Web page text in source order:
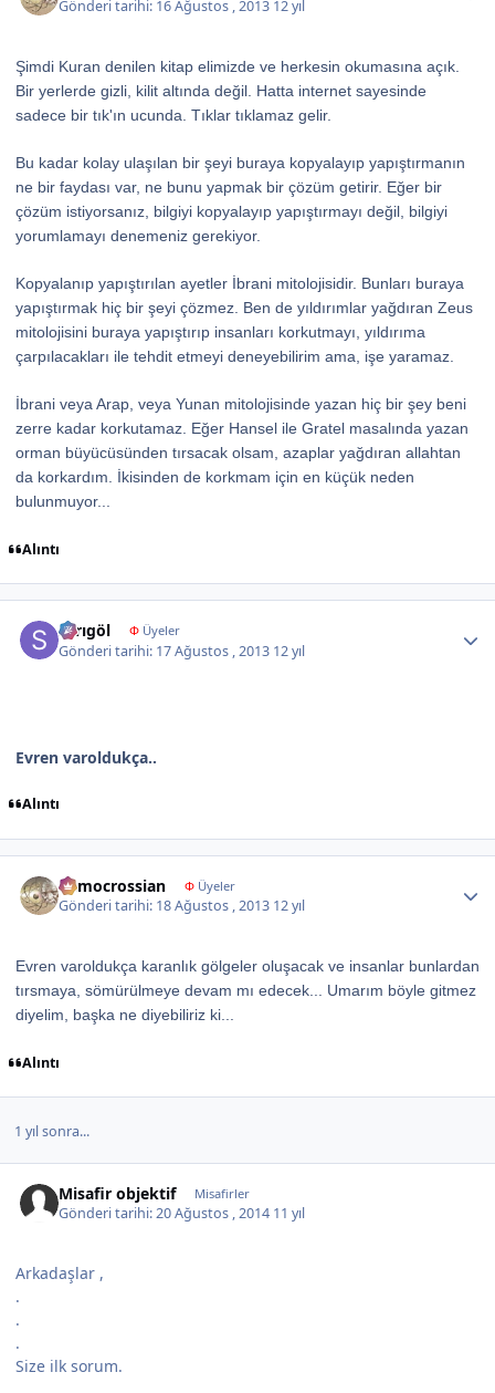
Gönderi tarihi: 16 Ağustos , 2013 12 yıl
Şimdi Kuran denilen kitap elimizde ve herkesin okumasına açık.
Bir yerlerde gizli, kilit altında değil. Hatta internet sayesinde
sadece bir tık'ın ucunda. Tıklar tıklamaz gelir.
Bu kadar kolay ulaşılan bir şeyi buraya kopyalayıp yapıştırmanın
ne bir faydası var, ne bunu yapmak bir çözüm getirir. Eğer bir
çözüm istiyorsanız, bilgiyi kopyalayıp yapıştırmayı değil, bilgiyi
yorumlamayı denemeniz gerekiyor.
Kopyalanıp yapıştırılan ayetler İbrani mitolojisidir. Bunları buraya
yapıştırmak hiç bir şeyi çözmez. Ben de yıldırımlar yağdıran Zeus
mitolojisini buraya yapıştırıp insanları korkutmayı, yıldırıma
çarpılacakları ile tehdit etmeyi deneyebilirim ama, işe yaramaz.
İbrani veya Arap, veya Yunan mitolojisinde yazan hiç bir şey beni
zerre kadar korkutamaz. Eğer Hansel ile Gratel masalında yazan
orman büyücüsünden tırsacak olsam, azaplar yağdıran allahtan
da korkardım. İkisinden de korkmam için en küçük neden
bulunmuyor...
Alıntı
sarıgöl ΦÜyeler
Gönderi tarihi: 17 Ağustos , 2013 12 yıl
Evren varoldukça..
Alıntı
democrossian ΦÜyeler
Gönderi tarihi: 18 Ağustos , 2013 12 yıl
Evren varoldukça karanlık gölgeler oluşacak ve insanlar bunlardan
tırsmaya, sömürülmeye devam mı edecek... Umarım böyle gitmez
diyelim, başka ne diyebiliriz ki...
Alıntı
1 yıl sonra...
Misafir objektif Misafirler
Gönderi tarihi:20 Ağustos , 2014 11 yıl
Arkadaşlar ,
.
.
.
Size ilk sorum.